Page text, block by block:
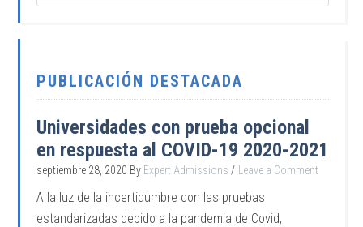
PUBLICACIÓN DESTACADA
Universidades con prueba opcional
en respuesta al COVID-19 2020-2021
septiembre 28, 2020 By Expert Admissions Leave a Comment
A la luz de la incertidumbre con las pruebas
estandarizadas debido a la pandemia de Covid,